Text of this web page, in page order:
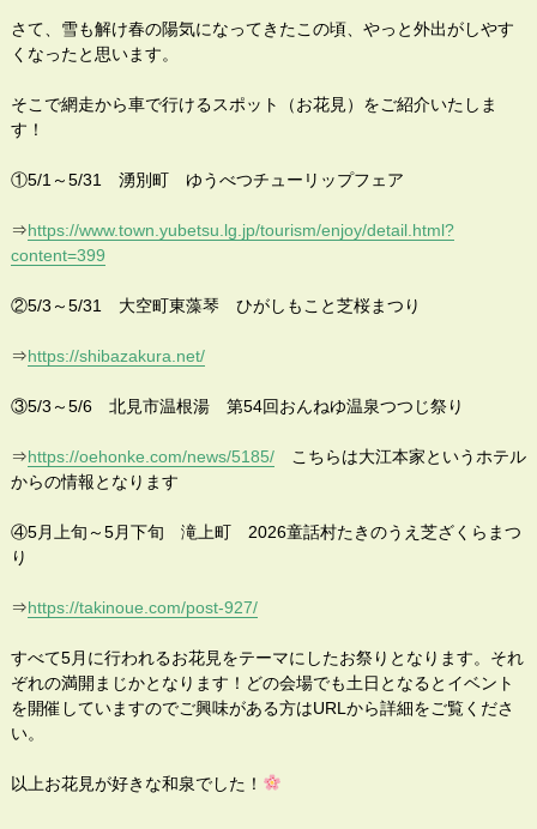
さて、雪も解け春の陽気になってきたこの頃、やっと外出がしやす
くなったと思います。
そこで網走から車で行けるスポット（お花見）をご紹介いたしま
す！
①5/1～5/31 湧別町 ゆうべつチューリップフェア
⇒https://www.town.yubetsu.lg.jp/tourism/enjoy/detail.html?
content=399
②5/3～5/31 大空町東藻琴 ひがしもこと芝桜まつり
⇒https://shibazakura.net/
③5/3～5/6 北見市温根湯 第54回おんねゆ温泉つつじ祭り
⇒https://oehonke.com/news/5185/こちらは大江本家というホテル
からの情報となります
④5月上旬～5月下旬 滝上町 2026童話村たきのうえ芝ざくらまつ
り
⇒https://takinoue.com/post-927/
すべて5月に行われるお花見をテーマにしたお祭りとなります。それ
ぞれの満開まじかとなります！どの会場でも土日となるとイベント
を開催していますのでご興味がある方はURLから詳細をご覧くださ
い。
以上お花見が好きな和泉でした！